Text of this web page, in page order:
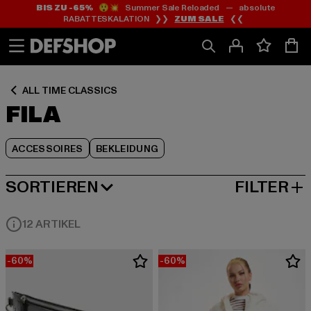
Zum
Inhalt
springen
Zum
Fußzeile
springen
BIS ZU -65%😲💥 Summer Sale Reloaded — absolute
RABATTESKALATION ❯❯ ZUM SALE ❮❮
ALL TIME CLASSICS
FILA
ACCESSOIRES BEKLEIDUNG
Zum
Produktraster
springen
SORTIEREN
BELIEBTESTE FILTER
12 ARTIKEL
-60% -60%